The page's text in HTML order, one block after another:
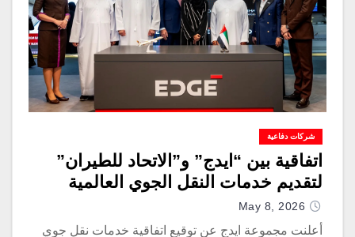
شركات دفاعية
اتفاقية بين “ايدج” و”الاتحاد للطيران”
لتقديم خدمات النقل الجوي العالمية
May 8, 2026
أعلنت مجموعة ايدج عن توقيع اتفاقية خدمات نقل جوي